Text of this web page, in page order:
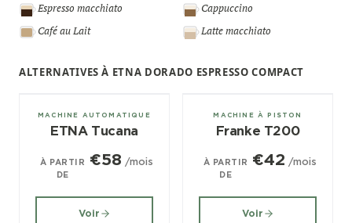
Espresso macchiato
Cappuccino
Café au Lait
Latte macchiato
ALTERNATIVES À ETNA DORADO ESPRESSO COMPACT
± 120/jour
MACHINE AUTOMATIQUE
ETNA Tucana
À PARTIR
DE
€58 /mois
Voir
1, 2, 3 groupes
MACHINE À PISTON
Franke T200
À PARTIR
DE
€42 /mois
Voir